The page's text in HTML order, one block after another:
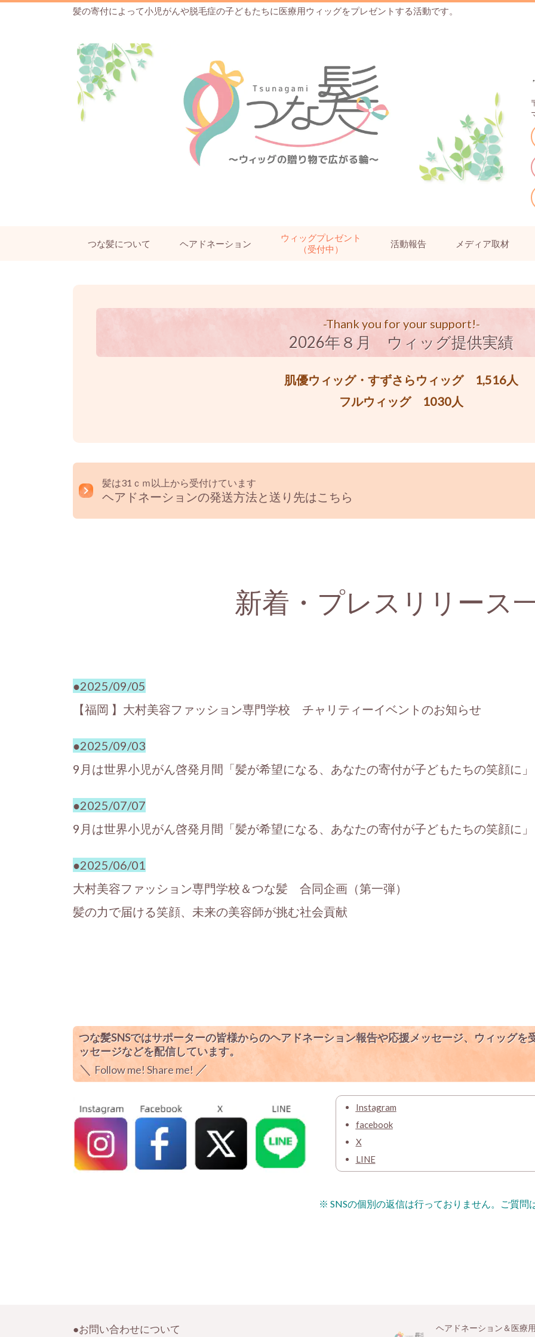
髪の寄付によって小児がんや脱毛症の子どもたちに医療用ウィッグをプレゼントする活動です。
つな髪について ヘアドネーション
ウィッグプレゼント
（受付中）
活動報告 メディア取材
-Thank you for your support!-
2026年８月 ウィッグ提供実績
肌優ウィッグ・すずさらウィッグ 1,516人
フルウィッグ 1030人
髪は31ｃｍ以上から受付けています
ヘアドネーションの発送方法と送り先はこちら
新着・プレスリリース
●2025/09/05
【福岡 】大村美容ファッション専門学校 チャリティーイベントのお知らせ
●2025/09/03
9月は世界小児がん啓発月間 「髪が希望になる、あなたの寄付が子どもたちの笑顔に」
●2025/07/07
9月は世界小児がん啓発月間 「髪が希望になる、あなたの寄付が子どもたちの笑顔に」
●2025/06/01
大村美容ファッション専門学校＆つな髪 合同企画（第一弾）
髪の力で届ける笑顔、未来の美容師が挑む社会貢献
つな髪SNSではサポーターの皆様からのヘアドネーション報告や応援メッセージ、ウィッグ
ッセージなどを配信しています。
＼ Follow me! Share me! ／
Instagram
facebook
X
LINE
※ SNSの個別の返信は行っておりません。ご質
●お問い合わせについて ヘアドネーション＆医療